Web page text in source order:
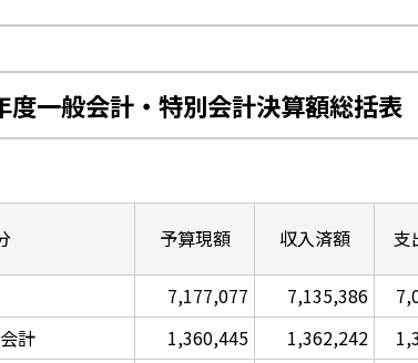
度一般会計・特別会計決算額総括表
予算現額 収入済額 支
7,177,077 7,135,386
計
1,360,445 1,362,242